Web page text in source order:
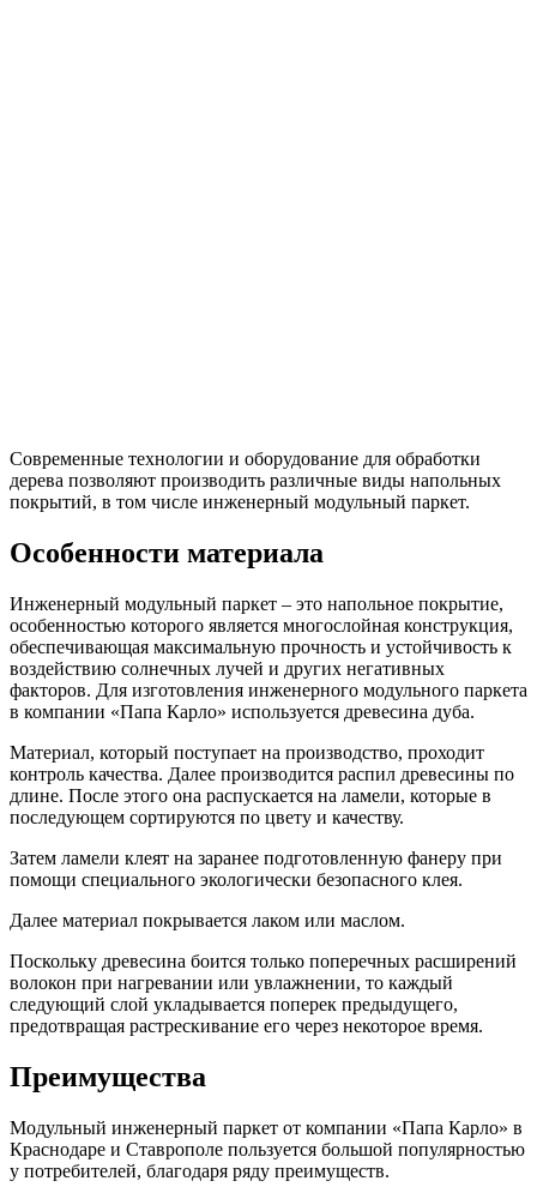
Современные технологии и оборудование для обработки
дерева позволяют производить различные виды напольных
покрытий, в том числе инженерный модульный паркет.
Особенности материала
Инженерный модульный паркет – это напольное покрытие,
особенностью которого является многослойная конструкция,
обеспечивающая максимальную прочность и устойчивость к
воздействию солнечных лучей и других негативных
факторов. Для изготовления инженерного модульного паркета
в компании «Папа Карло» используется древесина дуба.
Материал, который поступает на производство, проходит
контроль качества. Далее производится распил древесины по
длине. После этого она распускается на ламели, которые в
последующем сортируются по цвету и качеству.
Затем ламели клеят на заранее подготовленную фанеру при
помощи специального экологически безопасного клея.
Далее материал покрывается лаком или маслом.
Поскольку древесина боится только поперечных расширений
волокон при нагревании или увлажнении, то каждый
следующий слой укладывается поперек предыдущего,
предотвращая растрескивание его через некоторое время.
Преимущества
Модульный инженерный паркет от компании «Папа Карло» в
Краснодаре и Ставрополе пользуется большой популярностью
у потребителей, благодаря ряду преимуществ.